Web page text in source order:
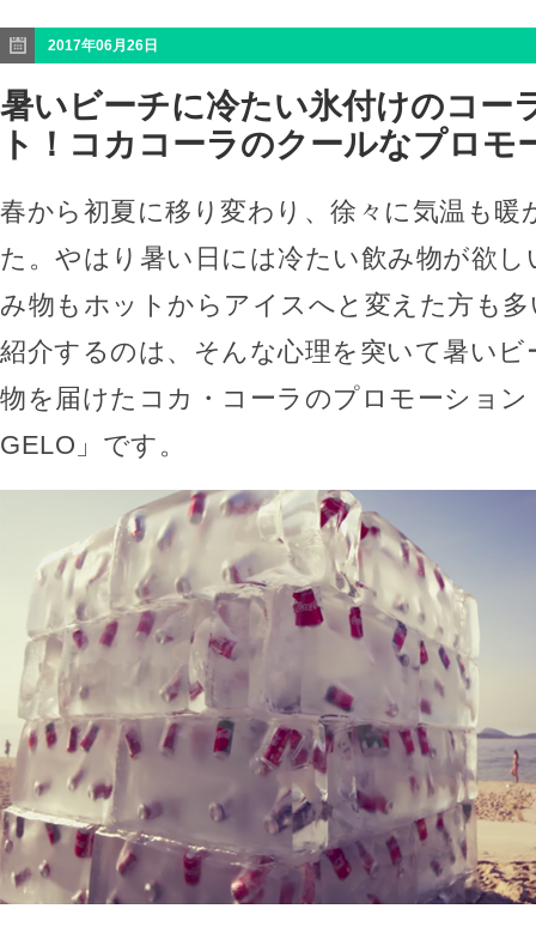
2017年06月26日
暑いビーチに冷たい氷付けのコー
ト！コカコーラのクールなプロモ
春から初夏に移り変わり、徐々に気温も暖
た。やはり暑い日には冷たい飲み物が欲
み物もホットからアイスへと変えた方も
紹介するのは、そんな心理を突いて暑い
物を届けたコカ・コーラのプロモーション
GELO」です。